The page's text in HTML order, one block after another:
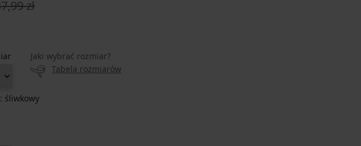
zł
Jaki wybrać rozmiar?
Tabela rozmiarów
śliwkowy